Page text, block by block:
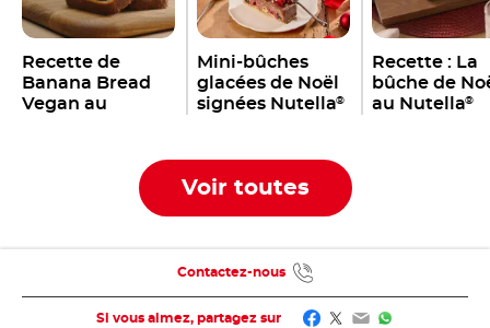
Recette de
Banana Bread
Vegan au
Mini-bûches
glacées de Noël
signées Nutella®
Recette : La
bûche de
au Nutella®
Voir toutes
Si vous aimez, partagez sur Facebook
Twitter
EmailWhatsApp
Contactez-nous